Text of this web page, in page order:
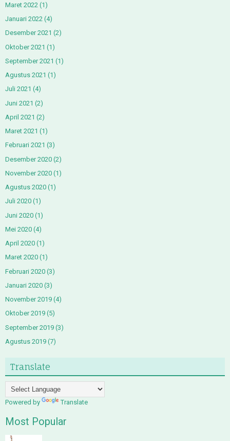
Maret 2022 (1)
Januari 2022 (4)
Desember 2021 (2)
Oktober 2021 (1)
September 2021 (1)
Agustus 2021 (1)
Juli 2021 (4)
Juni 2021 (2)
April 2021 (2)
Maret 2021 (1)
Februari 2021 (3)
Desember 2020 (2)
November 2020 (1)
Agustus 2020 (1)
Juli 2020 (1)
Juni 2020 (1)
Mei 2020 (4)
April 2020 (1)
Maret 2020 (1)
Februari 2020 (3)
Januari 2020 (3)
November 2019 (4)
Oktober 2019 (5)
September 2019 (3)
Agustus 2019 (7)
Translate
Powered by Translate
Most Popular